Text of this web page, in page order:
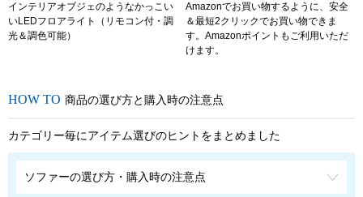
インテリアオブジェのようなかっこい
いLEDフロアライト（リモコン付・調
光＆調色可能）
Amazonでお買い物するように、安全
＆最短2クリックでお買い物できま
す。Amazonポイントもご利用いただ
けます。
商品の選び方と購入時の注意点
カテゴリー毎にアイテム選びのヒントをまとめました
ソファーの選び方・購入時の注意点